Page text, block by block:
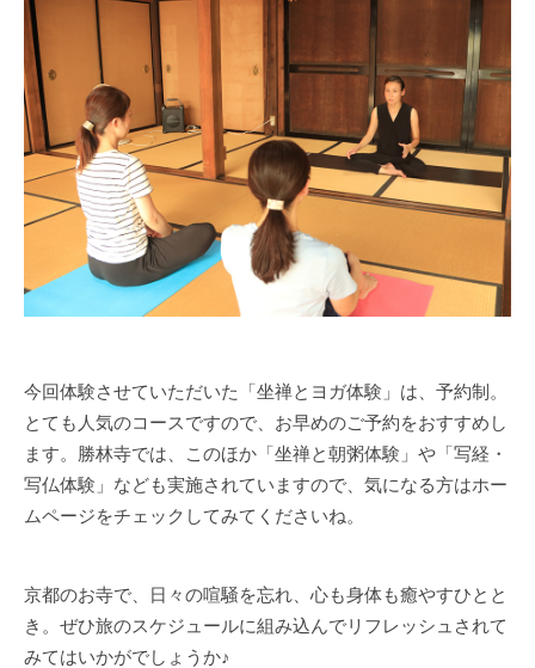
今回体験させていただいた「坐禅とヨガ体験」は、予約制。
とても人気のコースですので、お早めのご予約をおすすめし
ます。勝林寺では、このほか「坐禅と朝粥体験」や「写経・
写仏体験」なども実施されていますので、気になる方はホー
ムページをチェックしてみてくださいね。
京都のお寺で、日々の喧騒を忘れ、心も身体も癒やすひとと
き。ぜひ旅のスケジュールに組み込んでリフレッシュされて
みてはいかがでしょうか♪